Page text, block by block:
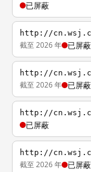
已屏蔽
http://
截至 2026 年 已屏蔽
http://
截至 2026 年 已屏蔽
http://
已屏蔽
http://
截至 2026 年 已屏蔽